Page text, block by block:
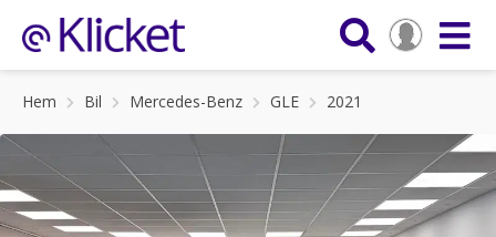
Hem Bil Mercedes-Benz GLE 2021